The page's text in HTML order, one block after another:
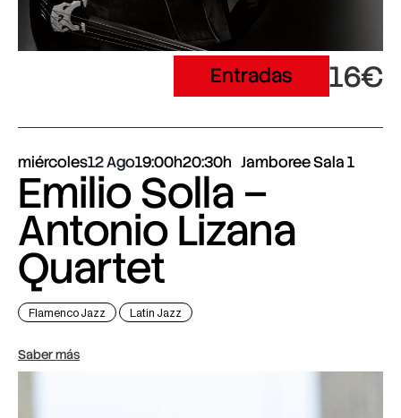
Entradas 16€
miércoles12 Ago19:00h20:30h Jamboree Sala 1
Emilio Solla –
Antonio Lizana
Quartet
Flamenco Jazz Latin Jazz
Saber más